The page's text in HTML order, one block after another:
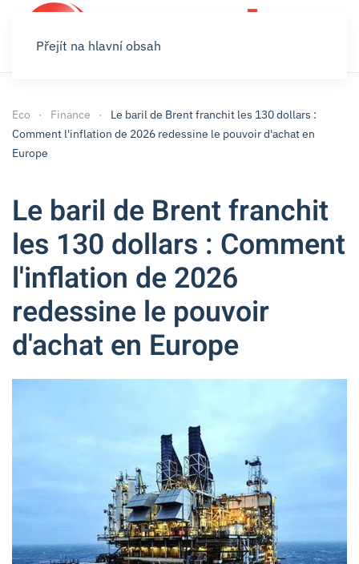
Přejít na hlavní obsah
Eco Finance
Le baril de Brent franchit les 130 dollars :
Comment l'inflation de 2026 redessine le pouvoir d'achat en
Europe
Le baril de Brent franchit
les 130 dollars : Comment
l'inflation de 2026
redessine le pouvoir
d'achat en Europe